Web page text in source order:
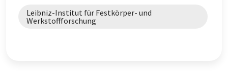
Leibniz-Institut für Festkörper- und
Werkstoffforschung